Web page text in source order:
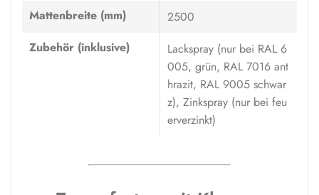
Mattenbreite (mm)
2500
Zubehör (inklusive)
Lackspray (nur bei RAL 6
005, grün, RAL 7016 ant
hrazit, RAL 9005 schwar
z), Zinkspray (nur bei feu
erverzinkt)